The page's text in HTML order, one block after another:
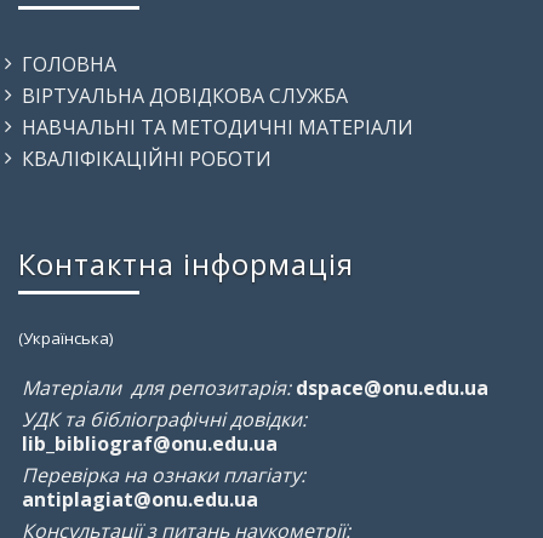
ГОЛОВНА
ВІРТУАЛЬНА ДОВІДКОВА СЛУЖБА
НАВЧАЛЬНІ ТА МЕТОДИЧНІ МАТЕРІАЛИ
КВАЛІФІКАЦІЙНІ РОБОТИ
Контактна інформація
(Українська)
Матеріали для репозитарія: dspace@onu.edu.ua
УДК та бібліографічні довідки:
lib_bibliograf@onu.edu.ua
Перевірка на ознаки плагіату:
antiplagiat@onu.edu.ua
Консультації з питань наукометрії: